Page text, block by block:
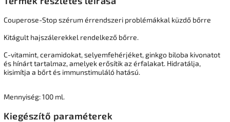
Couperose-Stopszérum érrendszeri problémákkal küzdő bőrre
Kitágult hajszálerekkel rendelkező bőrre.
C-vitamint, ceramidokat, selyemfehérjéket, ginkgo biloba kivonatot
és hínárt tartalmaz, amelyek erősítik az érfalakat. Hidratálja,
kisimítja a bőrt és immunstimuláló hatású.
Mennyiség: 100 ml.
Kiegészítő paraméterek